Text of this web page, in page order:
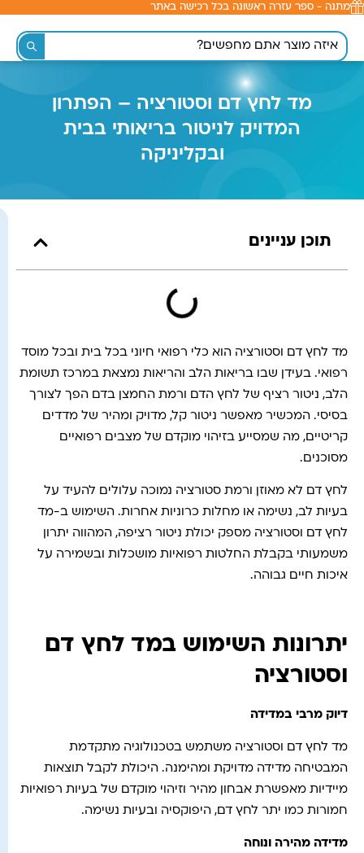
לתוכן
מתנה - ספר עזרה ראשונה בכל רכישה באתר
מד לחץ דם וסטורציה – הפתרון
המדויק לניטור בריאותי בבית
ובקליניקה
תוכן עניינים
מד לחץ דם וסטורציה הוא כלי רפואי חיוני בכל בית ובכל מוסד
רפואי. בעידן שבו בריאות הלב והריאות נמצאת במרכז תשומת
הלב, ניטור רציף של לחץ הדם ורמת החמצן בדם הפך לצורך
בסיסי. המכשיר מאפשר ניטור קל, מדויק ומהיר של מדדים
קריטיים, מה שמסייע בזיהוי מוקדם של מצבים רפואיים
מסוכנים.
לחץ דם לא מאוזן ורמת סטורציה נמוכה עלולים להעיד על
בעיות לב, נשימה או מחלות כרוניות אחרות. השימוש ב-מד
לחץ דם וסטורציה מספק יכולת ניטור רציפה, המהווה יתרון
משמעותי בקבלת החלטות רפואיות מושכלות ובשמירה על
איכות חיים גבוהה.
יתרונות השימוש במד לחץ דם
וסטורציה
דיוק מרבי במדידה
מד לחץ דם וסטורציה משתמש בטכנולוגיה מתקדמת
המבטיחה מדידה מדויקת ומהימנה. היכולת לקבל תוצאות
מיידיות מאפשרת אבחון מהיר וזיהוי מוקדם של בעיות רפואיות
חמורות כמו יתר לחץ דם, היפוקסיה ובעיות נשימה.
מדידה מהירה ונוחה